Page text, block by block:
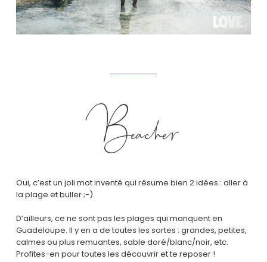
Beacher
Oui, c’est un joli mot inventé qui résume bien 2 idées : aller à
la plage et buller ;-).
D’ailleurs, ce ne sont pas les plages qui manquent en
Guadeloupe. Il y en a de toutes les sortes : grandes, petites,
calmes ou plus remuantes, sable doré/blanc/noir, etc.
Profites-en pour toutes les découvrir et te reposer !